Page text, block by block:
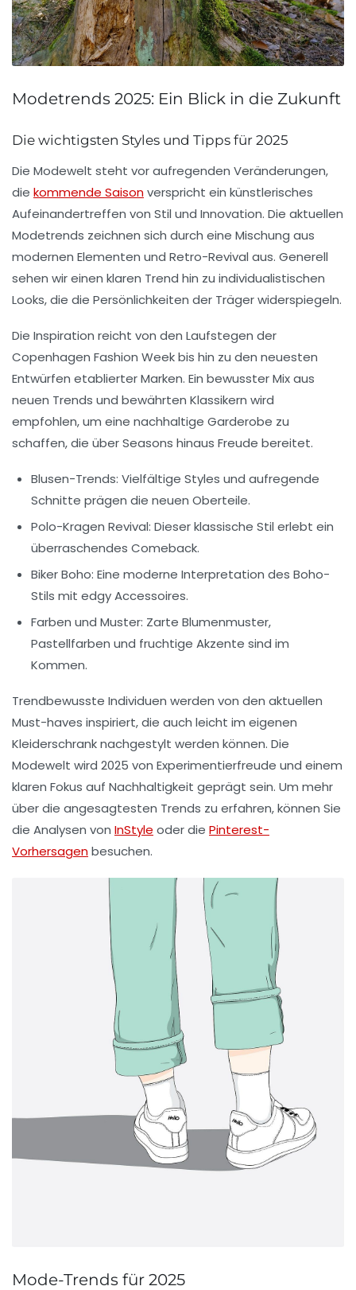
Modetrends 2025: Ein Blick in die Zukunft
Die wichtigsten Styles und Tipps für 2025
Die Modewelt steht vor aufregenden Veränderungen,
die kommende Saisonverspricht ein künstlerisches
Aufeinandertreffen von Stil und Innovation. Die aktuellen
Modetrends zeichnen sich durch eine Mischung aus
modernen Elementen und Retro-Revival aus. Generell
sehen wir einen klaren Trend hin zu individualistischen
Looks, die die Persönlichkeiten der Träger widerspiegeln.
Die Inspiration reicht von den Laufstegen der
Copenhagen Fashion Weekbis hin zu den neuesten
Entwürfen etablierter Marken. Ein bewusster Mix aus
neuen Trends und bewährten Klassikern wird
empfohlen, um eine nachhaltige Garderobe zu
schaffen, die über Seasons hinaus Freude bereitet.
Blusen-Trends: Vielfältige Styles und aufregende
Schnitte prägen die neuen Oberteile.
Polo-Kragen Revival: Dieser klassische Stil erlebt ein
überraschendes Comeback.
Biker Boho: Eine moderne Interpretation des Boho-
Stils mit edgy Accessoires.
Farben und Muster: Zarte Blumenmuster,
Pastellfarben und fruchtige Akzente sind im
Kommen.
Trendbewusste Individuen werden von den aktuellen
Must-haves inspiriert, die auch leicht im eigenen
Kleiderschrank nachgestylt werden können. Die
Modewelt wird 2025 von Experimentierfreude und einem
klaren Fokus auf Nachhaltigkeit geprägt sein. Um mehr
über die angesagtesten Trends zu erfahren, können Sie
die Analysen von InStyle oder die Pinterest-
Vorhersagenbesuchen.
Mode-Trends für 2025